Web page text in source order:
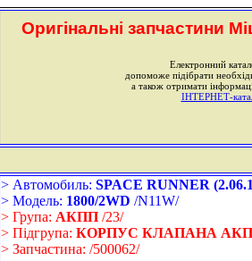
Оригінальні запчастини
Електронний
допоможе підібрати
а також отримати
ІНТЕРНЕТ-
> Автомобиль: SPACE RUNNER
> Модель: 1800/2WD /N11W/
> Група: АКПП /23/
> Підгрупа: КОРПУС КЛАПАНА
> Запчастина: /500062/